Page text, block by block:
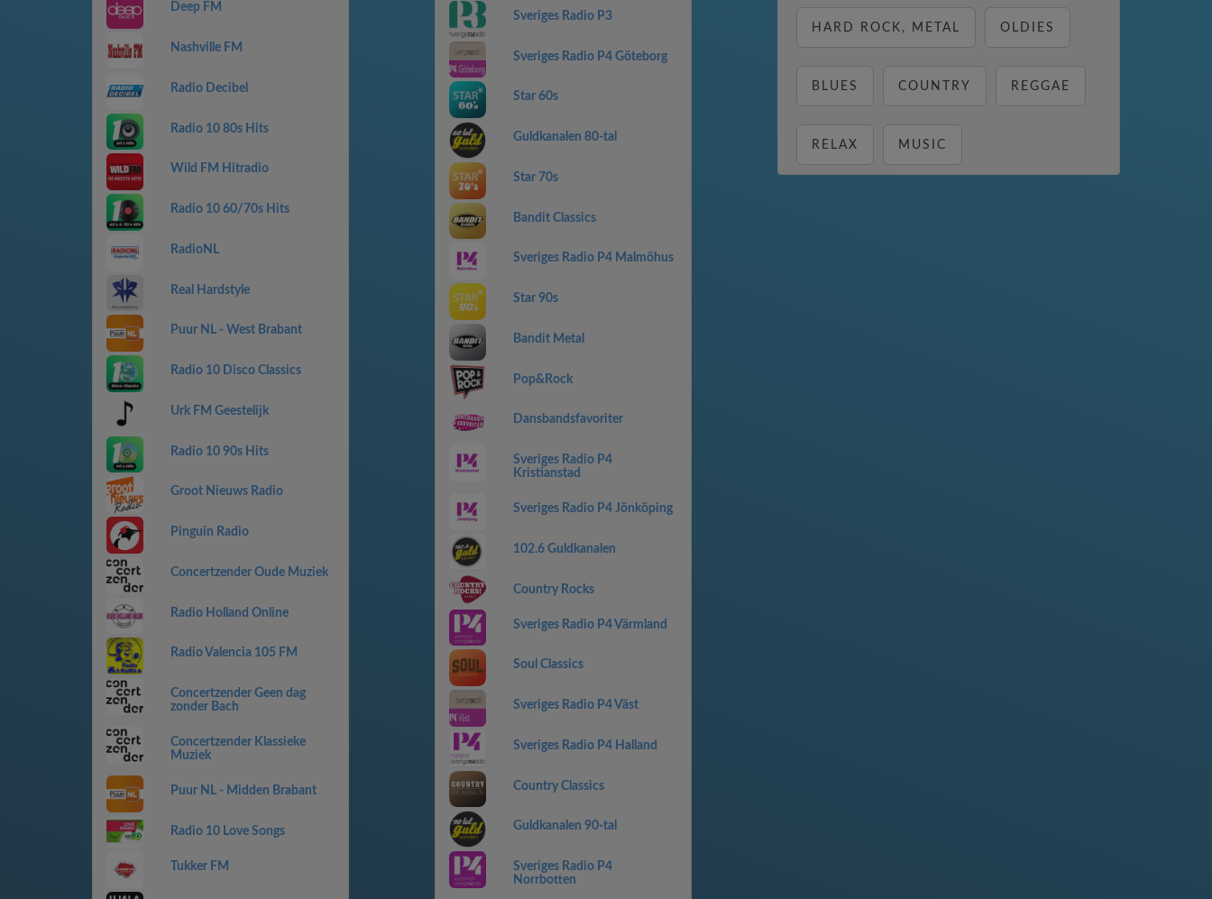
Deep FM
Nashville FM
Radio Decibel
Radio 10 80s Hits
Wild FM Hitradio
Radio 10 60/70s Hits
RadioNL
Real Hardstyle
Puur NL - West Brabant
Radio 10 Disco Classics
Urk FM Geestelijk
Radio 10 90s Hits
Groot Nieuws Radio
Pinguin Radio
Concertzender Oude Muziek
Radio Holland Online
Radio Valencia 105 FM
Concertzender Geen dag
zonder Bach
Concertzender Klassieke
Muziek
Puur NL - Midden Brabant
Radio 10 Love Songs
Tukker FM
Sveriges Radio P3
Sveriges Radio P4 Göteborg
Star 60s
Guldkanalen 80-tal
Star 70s
Bandit Classics
Sveriges Radio P4 Malmöhus
Star 90s
Bandit Metal
Pop&Rock
Dansbandsfavoriter
Sveriges Radio P4
Kristianstad
Sveriges Radio P4 Jönköping
102.6 Guldkanalen
Country Rocks
Sveriges Radio P4 Värmland
Soul Classics
Sveriges Radio P4 Väst
Sveriges Radio P4 Halland
Country Classics
Guldkanalen 90-tal
Sveriges Radio P4
Norrbotten
HARD ROCK, METAL OLDIES
BLUES COUNTRY REGGAE
RELAX MUSIC